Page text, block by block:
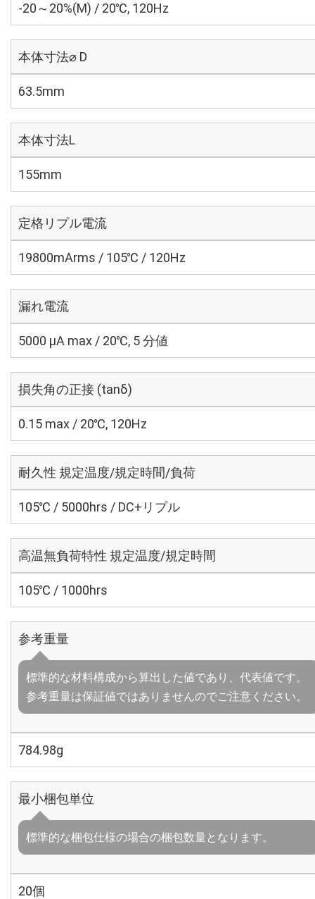
-20～20%(M) / 20℃, 120Hz
本体寸法⌀ D
63.5mm
本体寸法L
155mm
定格リプル電流
19800mArms / 105℃ / 120Hz
漏れ電流
5000 μA max / 20℃, 5 分値
損失角の正接 (tanδ)
0.15 max / 20℃, 120Hz
耐久性 規定温度/規定時間/負荷
105℃ / 5000hrs / DC+リプル
高温無負荷特性 規定温度/規定時間
105℃ / 1000hrs
参考重量
標準的な材料構成から算出した値であり、代表値です。
参考重量は保証値ではありませんのでご注意ください。
784.98g
最小梱包単位
標準的な梱包仕様の場合の梱包数量となります。
20個